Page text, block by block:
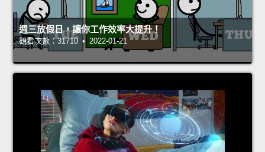
週三放假日，讓你工作效率大提升！
觀看次數：31710 • 2022-01-21